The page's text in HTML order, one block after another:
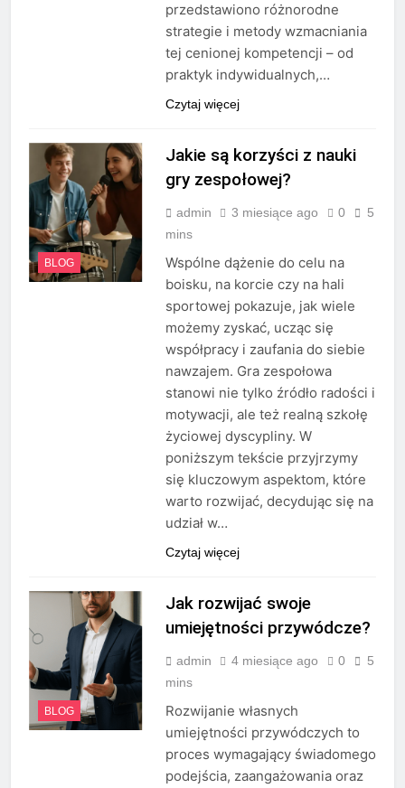
przedstawiono różnorodne
strategie i metody wzmacniania
tej cenionej kompetencji – od
praktyk indywidualnych,…
Czytaj więcej
BLOG
Jakie są korzyści z nauki
gry zespołowej?
admin 3 miesiące ago 0
5
mins
Wspólne dążenie do celu na
boisku, na korcie czy na hali
sportowej pokazuje, jak wiele
możemy zyskać, ucząc się
współpracy i zaufania do siebie
nawzajem. Gra zespołowa
stanowi nie tylko źródło radości i
motywacji, ale też realną szkołę
życiowej dyscypliny. W
poniższym tekście przyjrzymy
się kluczowym aspektom, które
warto rozwijać, decydując się na
udział w…
Czytaj więcej
BLOG
Jak rozwijać swoje
umiejętności przywódcze?
admin 4 miesiące ago 0
5
mins
Rozwijanie własnych
umiejętności przywódczych to
proces wymagający świadomego
podejścia, zaangażowania oraz